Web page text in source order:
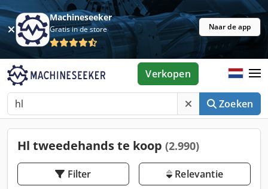
Machineseeker
Gratis in de store Naar de app
Zoeken
Verkopen
Hl tweedehands te koop (2.990)
Filter Relevantie